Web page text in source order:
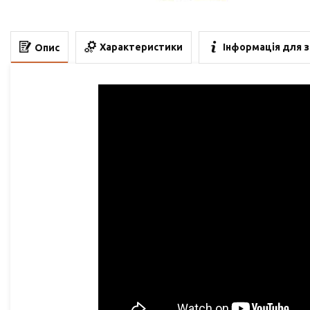
Опис Характеристики Інформація для